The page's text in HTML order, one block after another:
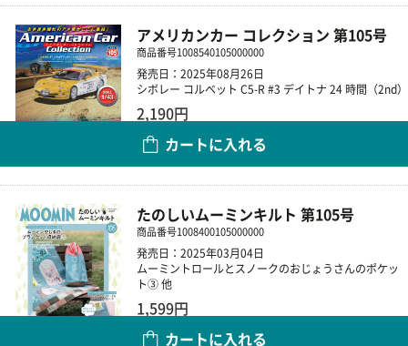
アメリカンカー コレクション 第105号
商品番号1008540105000000
発売日：2025年08月26日
シボレー コルベット C5-R #3 デイトナ 24 時間（2nd）
2,190円
カートに入れる
たのしいムーミンキルト 第105号
商品番号1008400105000000
発売日：2025年03月04日
ムーミントロールとスノークのおじょうさんのポケッ
ト③ 他
1,599円
カートに入れる